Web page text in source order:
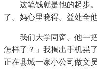
这笔钱就是他的起步。
了。妈心里晓得。益处全
我们大学同窗。他一把
怎样了？」我掏出手机晃
正在县城一家小公司做文